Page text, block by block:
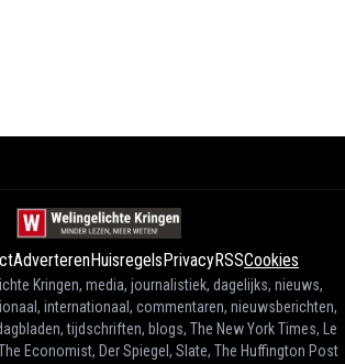
AdverterenHuisregelsPrivacyRSSCookies
Kringen, media, journalistiek, dagelijks, nieuws,
internationaal, commentaren, nieuwsberichten,
tijdschriften, blogs, The New York Times, Le
Economist, Der Spiegel, Slate, The Huffington Post